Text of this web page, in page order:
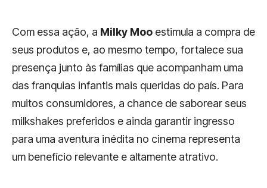
Com essa ação, a Milky Moo estimula a compra de
seus produtos e, ao mesmo tempo, fortalece sua
presença junto às famílias que acompanham uma
das franquias infantis mais queridas do país. Para
muitos consumidores, a chance de saborear seus
milkshakes preferidos e ainda garantir ingresso
para uma aventura inédita no cinema representa
um benefício relevante e altamente atrativo.